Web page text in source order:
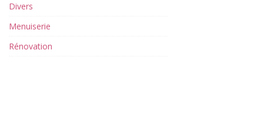
Divers
Menuiserie
Rénovation